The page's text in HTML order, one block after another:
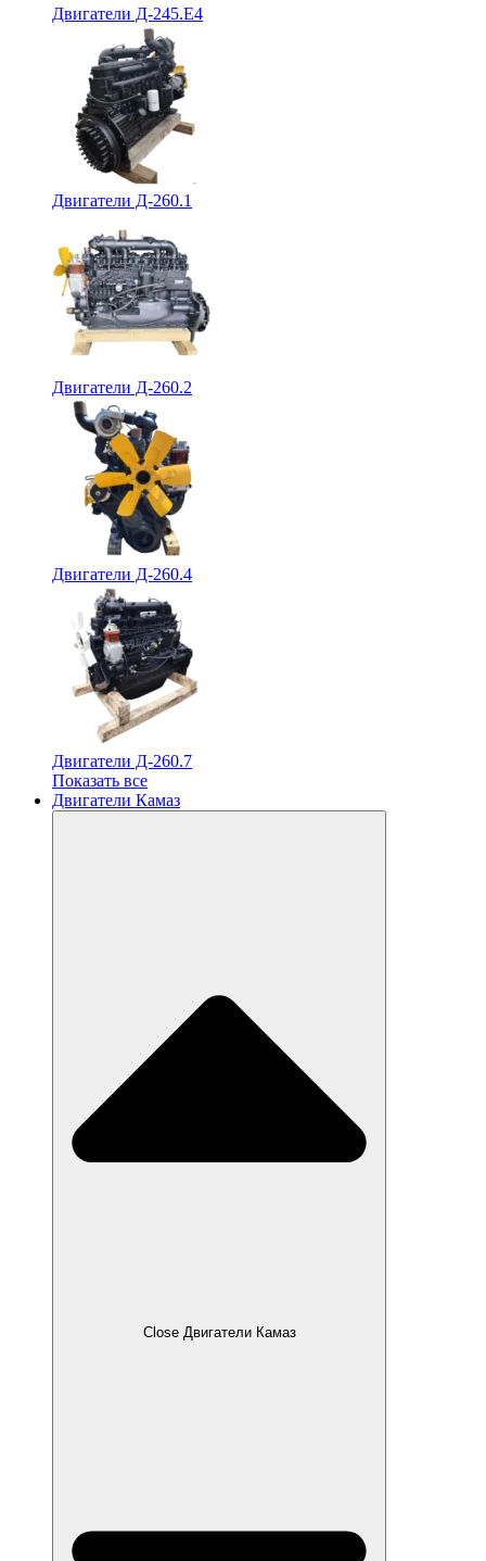
Двигатели Д-245.Е4
Двигатели Д-260.1
Двигатели Д-260.2
Двигатели Д-260.4
Двигатели Д-260.7
Показать все
Двигатели Камаз
Close Двигатели Камаз